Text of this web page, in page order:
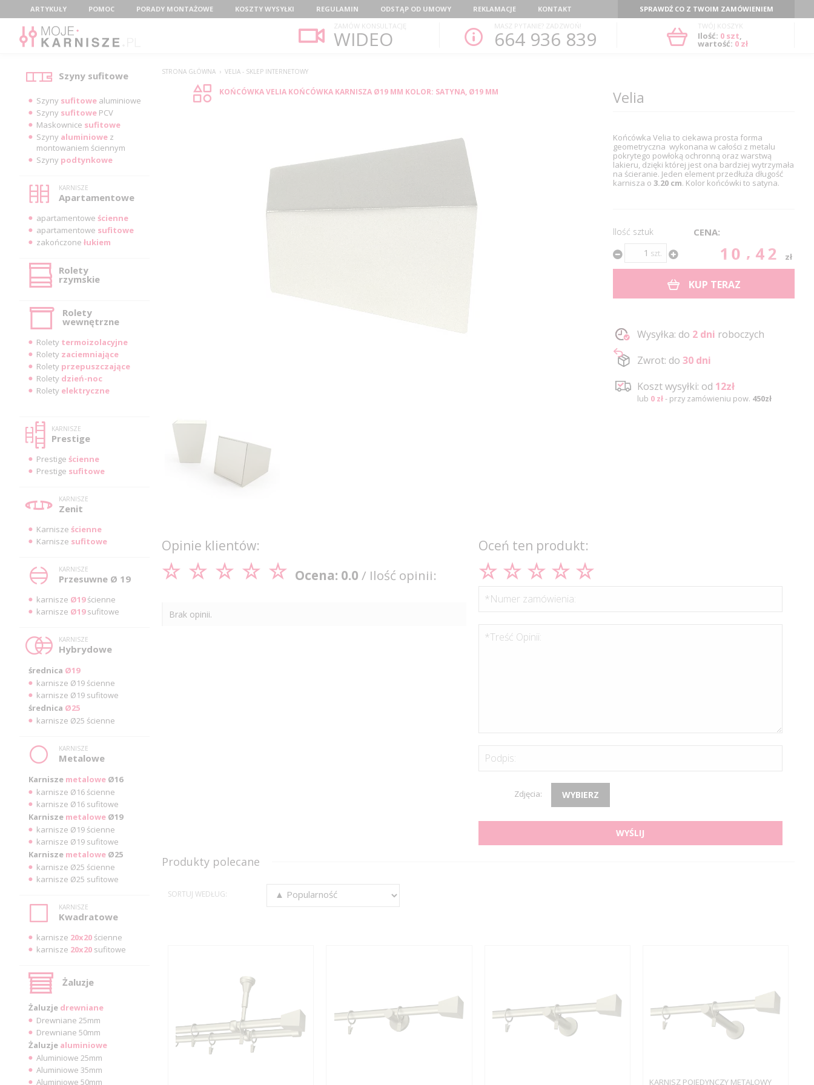
MenuARTYKUŁY POMOC PORADY MONTAŻOWE KOSZTY WYSYŁKI REGULAMIN ODSTĄP OD UMOWY REKLAMACJE KONTAKT
SPRAWDŹ CO Z TWOIM ZAMÓWIENIEM
ZAMÓW KONSULTACJĘ
WIDEO
MASZ PYTANIE? ZADZWOŃ!
664 936 839
TWÓJ KOSZYK
Ilość: 0szt,
wartość: 0 zł
Szyny sufitowe
Szyny sufitowe aluminiowe
Szyny sufitowe PCV
Maskownice sufitowe
Szyny aluminiowe z
montowaniem ściennym
Szyny podtynkowe
KARNISZE
Apartamentowe
apartamentowe ścienne
apartamentowe sufitowe
zakończone łukiem
Rolety
rzymskie
Rolety
wewnętrzne
Rolety termoizolacyjne
Rolety zaciemniające
Rolety przepuszczające
Rolety dzień-noc
Rolety elektryczne
KARNISZE
Prestige
Prestige ścienne
Prestige sufitowe
KARNISZE
Zenit
Karnisze ścienne
Karnisze sufitowe
KARNISZE
Przesuwne Ø 19
karnisze Ø19ścienne
karnisze Ø19sufitowe
KARNISZE
Hybrydowe
średnica Ø19
karnisze Ø19 ścienne
karnisze Ø19 sufitowe
średnica Ø25
karnisze Ø25 ścienne
KARNISZE
Metalowe
Karnisze metalowe Ø16
karnisze Ø16 ścienne
karnisze Ø16 sufitowe
Karnisze metalowe Ø19
karnisze Ø19 ścienne
karnisze Ø19 sufitowe
Karnisze metalowe Ø25
karnisze Ø25 ścienne
karnisze Ø25 sufitowe
KARNISZE
Kwadratowe
karnisze 20x20 ścienne
karnisze 20x20 sufitowe
Żaluzje
Żaluzje drewniane
Drewniane 25mm
Drewniane 50mm
Żaluzje aluminiowe
Aluminiowe 25mm
Aluminiowe 35mm
Aluminiowe 50mm
STRONA GŁÓWNA › VELIA - SKLEP INTERNETOWY
KOŃCÓWKA VELIA KOŃCÓWKA KARNISZA Ø19 MM KOLOR: SATYNA, Ø19 MM Velia
Końcówka Velia to ciekawa prosta forma
geometryczna wykonana w całości z metalu
pokrytego powłoką ochronną oraz warstwą
lakieru, dzięki której jest ona bardziej wytrzymała
na ścieranie. Jeden element przedłuża długość
karnisza o 3.20 cm. Kolor końcówki to satyna.
Ilość sztuk
szt.
CENA:
10.42 zł
KUP TERAZ
Wysyłka: do 2 dni roboczych
Zwrot: do 30 dni
Koszt wysyłki: od 12zł
lub 0 zł- przy zamówieniu pow. 450zł
Opinie klientów:
Ocena: 0.0 / Ilość opinii:
Brak opinii.
Oceń ten produkt:
*Numer zamówienia:
*Treść Opinii:
Podpis:
Zdjęcia: WYBIERZ
WYŚLIJ
Produkty polecane
SORTUJ WEDŁUG:
KARNISZ POJEDYNCZY METALOWY